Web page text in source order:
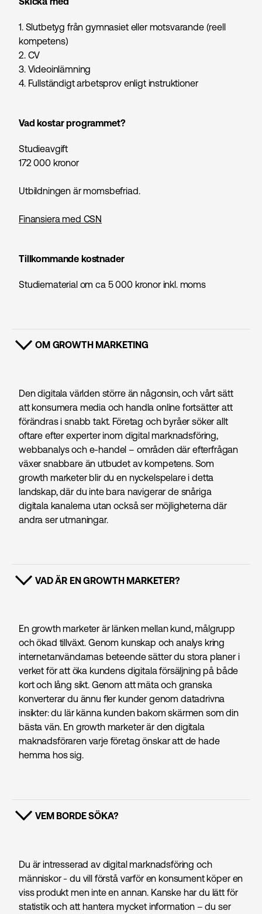
1. Slutbetyg från gymnasiet eller motsvarande (reell
kompetens)
2. CV
3. Videoinlämning
4. Fullständigt arbetsprov enligt instruktioner
Vad kostar programmet?
Studieavgift
172 000 kronor
Utbildningen är momsbefriad.
Finansiera med CSN
Tillkommande kostnader
Studiematerial om ca 5 000 kronor inkl. moms
VISA INNEHÅLL
OM GROWTH MARKETING
Den digitala världen större än någonsin, och vårt sätt
att konsumera media och handla online fortsätter att
förändras i snabb takt. Företag och byråer söker allt
oftare efter experter inom digital marknads­föring,
webbanalys och e-handel – områden där efterfrågan
växer snabbare än utbudet av kompetens. Som
growth marketer blir du en nyckelspelare i detta
landskap, där du inte bara navigerar de snåriga
digitala kanalerna utan också ser möjligheterna där
andra ser utmaningar.
VISA INNEHÅLL
VAD ÄR EN GROWTH MARKETER?
En growth marketer är länken mellan kund, målgrupp
och ökad tillväxt. Genom kunskap och analys kring
internetanvändarnas beteende sätter du stora planer i
verket för att öka kundens digitala försäljning på både
kort och lång sikt. Genom att mäta och granska
konverterar du ännu fler kunder genom datadrivna
insikter: du lär känna kunden bakom skärmen som din
bästa vän. En growth marketer är den digitala
maknadsföraren varje företag önskar att de hade
hemma hos sig.
VISA INNEHÅLL
VEM BORDE SÖKA?
Du är intresserad av digital marknads­föring och
människor - du vill förstå varför en konsument köper en
viss produkt men inte en annan. Kanske har du lätt för
statistik och att hantera mycket information – du ser